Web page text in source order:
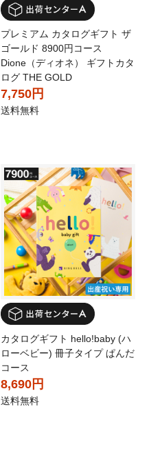
プレミアム カタログギフト ザ
ゴールド 8900円コース
Dione（ディオネ） ギフトカタ
ログ THE GOLD
7,750円
送料無料
カタログギフト hello!baby (ハ
ローベビー) 冊子タイプ ぱんだ
コース
8,690円
送料無料